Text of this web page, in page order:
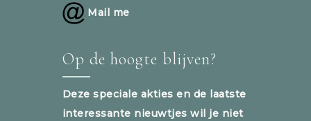
Mail me
Op de hoogte blijven?
Deze speciale akties en de laatste
interessante nieuwtjes wil je niet